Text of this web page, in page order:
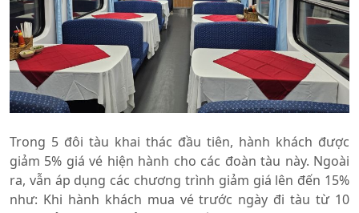
Trong 5 đôi tàu khai thác đầu tiên, hành khách được
giảm 5% giá vé hiện hành cho các đoàn tàu này. Ngoài
ra, vẫn áp dụng các chương trình giảm giá lên đến 15%
như: Khi hành khách mua vé trước ngày đi tàu từ 10